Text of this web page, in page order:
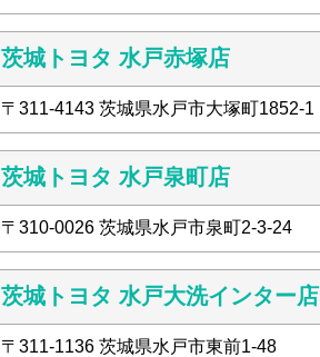
茨城トヨタ 水戸赤塚店
〒311-4143 茨城県水戸市大塚町1852-1
茨城トヨタ 水戸泉町店
〒310-0026 茨城県水戸市泉町2-3-24
茨城トヨタ 水戸大洗インター店
〒311-1136 茨城県水戸市東前1-48